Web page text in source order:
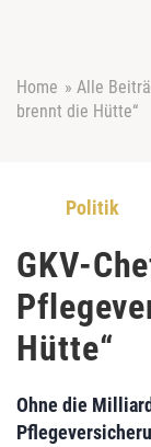
Home » Alle
brennt die Hütte“
Politik
GKV-
Hütte“
Ohne die